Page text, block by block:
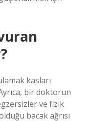
kasları
bir doktorun
ve fizik
bacak ağrısı